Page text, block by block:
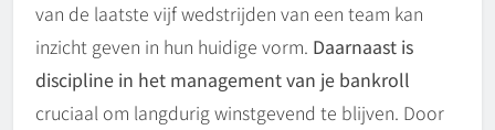
van de laatste vijf wedstrijden van een team kan
inzicht geven in hun huidige vorm. Daarnaast is
discipline in het management van je bankroll
cruciaal om langdurig winstgevend te blijven. Door